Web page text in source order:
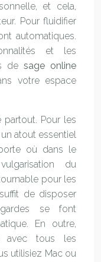
et cela,
Pour fluidifier
automatiques.
et les
de sage online
votre espace
Pour les
atout essentiel
où dans le
du
pour les
de disposer
se font
En outre,
avec tous les
utilisiez Mac ou